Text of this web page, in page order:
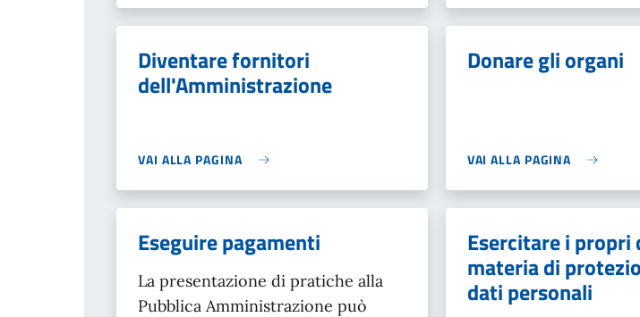
Diventare fornitori
dell'Amministrazione
VAI ALLA PAGINA
Donare gli organi
VAI ALLA PAGINA
Eseguire pagamenti
La presentazione di pratiche alla
Pubblica Amministrazione può
Esercitare i
materia di
dati personali